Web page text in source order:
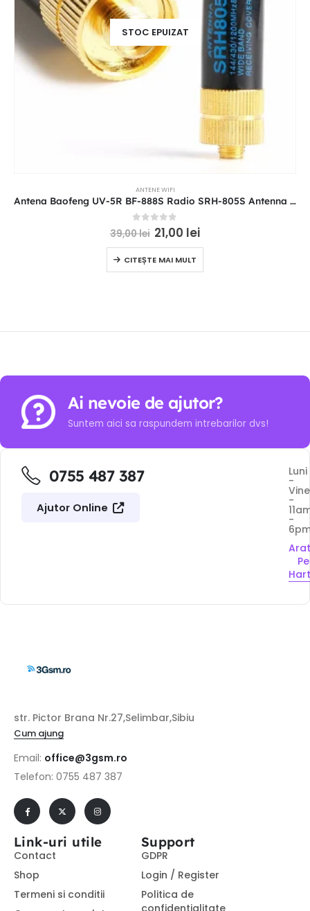
STOC EPUIZAT
ANTENE WIFI
Antena Baofeng UV-5R BF-888S Radio SRH-805S Antenna Mini SRH-805S 5CM SMA-F
out of 5
39,00lei 21,00 lei
CITEȘTE MAI MULT
Ai nevoie de ajutor?
Suntem aici sa raspundem intrebarilor dvs!
0755 487 387
Ajutor Online
Luni
-
-
-
Pe
str. Pictor Brana Nr.27,Selimbar,Sibiu
Cum ajung
Email: office@3gsm.ro
Telefon: 0755 487 387
Link-uri utile
Contact
Shop
Termeni si conditii
Support
GDPR
Login / Register
Politica de
confidentialitate